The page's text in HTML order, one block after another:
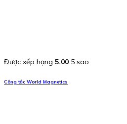
Được xếp hạng 5.00 5 sao
Công tắc World Magnetics